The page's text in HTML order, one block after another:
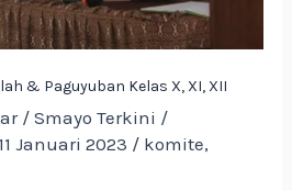
& Paguyuban Kelas X, XI, XII
/Smayo Terkini /
11 Januari 2023 / komite,